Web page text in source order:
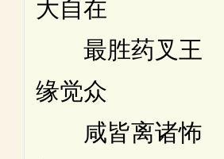
大自在
最胜药叉
缘觉众
咸皆离诸